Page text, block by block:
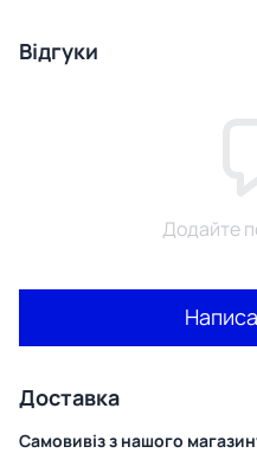
Відгуки
Додайте
Доставка
Самовивіз з нашого